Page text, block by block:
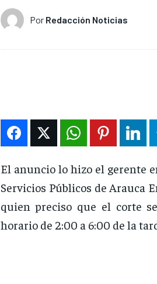
Por Redacción Noticias
El anuncio lo hizo el gerente
Servicios Públicos de Arauca
quien preciso que el corte
horario de 2:00 a 6:00 de la